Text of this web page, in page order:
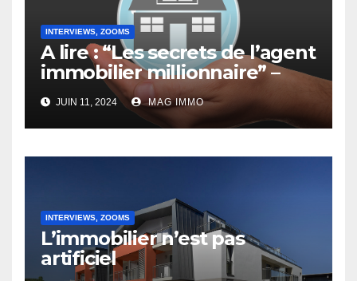
INTERVIEWS, ZOOMS
A lire : “Les secrets de l’agent
immobilier millionnaire” –
Interview de Jacques
Doassans-Bernard
JUIN 11, 2024 MAG IMMO
INTERVIEWS, ZOOMS
L’immobilier n’est pas
artificiel